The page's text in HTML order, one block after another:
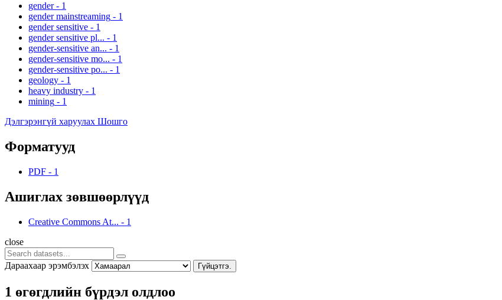
gender - 1
gender mainstreaming - 1
gender sensitive - 1
gender sensitive pl... - 1
gender-sensitive an... - 1
gender-sensitive mo... - 1
gender-sensitive po... - 1
geology - 1
heavy industry - 1
mining - 1
Дэлгэрэнгүй харуулах Шошго
Форматууд
PDF - 1
Ашиглах зөвшөөрлүүд
Creative Commons At... - 1
close
Дараахаар эрэмбэлэх Гүйцэтгэ.
1 өгөгдлийн бүрдэл олдлоо